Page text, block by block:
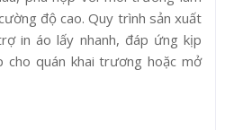
độ cao. Quy trình sản xuất
in áo lấy nhanh, đáp ứng kịp
cho quán khai trương hoặc mở